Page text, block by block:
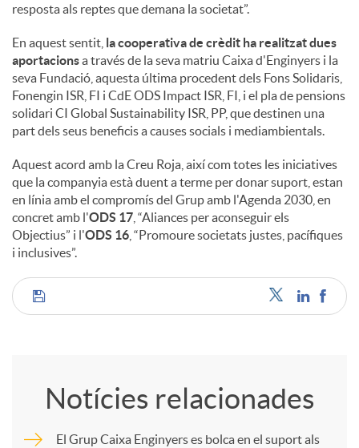
resposta als reptes que demana la societat”.
En aquest sentit, la cooperativa de crèdit ha realitzat dues
aportacionsa través de la seva matriu Caixa d'Enginyers i la
seva Fundació, aquesta última procedent dels Fons Solidaris,
Fonengin ISR, FI i CdE ODS Impact ISR, FI, i el pla de pensions
solidari CI Global Sustainability ISR, PP, que destinen una
part dels seus beneficis a causes socials i mediambientals.
Aquest acord amb la Creu Roja, així com totes les iniciatives
que la companyia està duent a terme per donar suport, estan
en línia amb el compromís del Grup amb l'Agenda 2030, en
concret amb l'ODS 17 , “Aliances per aconseguir els
Objectius” i l'ODS 16 , “Promoure societats justes, pacífiques
i inclusives”.
C
Notícies relacionades
El Grup Caixa Enginyers es bolca en el suport als